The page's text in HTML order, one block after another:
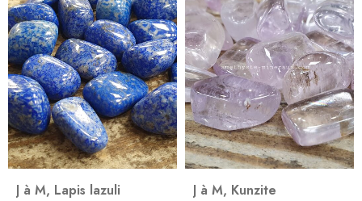
J à M, Lapis lazuli
J à M, Kunzite